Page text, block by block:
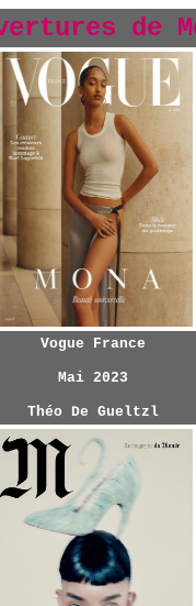
de
Vogue France
Mai 2023
Théo De Gueltzl